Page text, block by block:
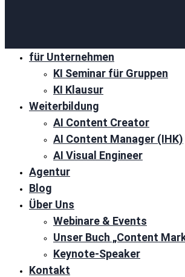
für Unternehmen
KI Seminar für Gruppen
KI Klausur
Weiterbildung
AI Content Creator
AI Content Manager (IHK)
AI Visual Engineer
Agentur
Blog
Über Uns
Webinare & Events
Unser Buch „Content
Keynote-Speaker
Kontakt